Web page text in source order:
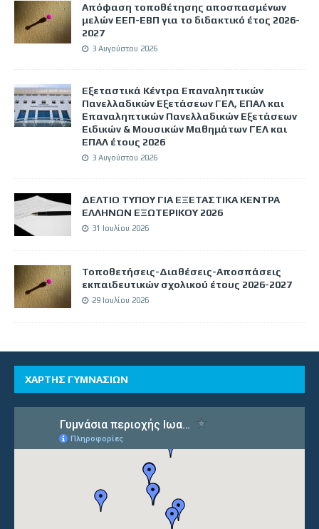
Απόφαση τοποθέτησης αποσπασμένων
μελών ΕΕΠ-ΕΒΠ για το διδακτικό έτος 2026-
2027
3 Αυγούστου 2026
Εξεταστικά Κέντρα Επαναληπτικών
Πανελλαδικών Εξετάσεων ΓΕΛ, ΕΠΑΛ και
Επαναληπτικών Πανελλαδικών Εξετάσεων
Ειδικών & Μουσικών Μαθημάτων ΓΕΛ και
ΕΠΑΛ έτους 2026
3 Αυγούστου 2026
ΔΕΛΤΙΟ ΤΥΠΟΥ ΓΙΑ ΕΞΕΤΑΣΤΙΚΑ ΚΕΝΤΡΑ
ΕΛΛΗΝΩΝ ΕΞΩΤΕΡΙΚΟΥ 2026
31 Ιουλίου 2026
Τοποθετήσεις-Διαθέσεις-Αποσπάσεις
εκπαιδευτικών σχολικού έτους 2026-2027
29 Ιουλίου 2026
ΧΑΡΤΗΣ ΓΥΜΝΑΣΙΩΝ